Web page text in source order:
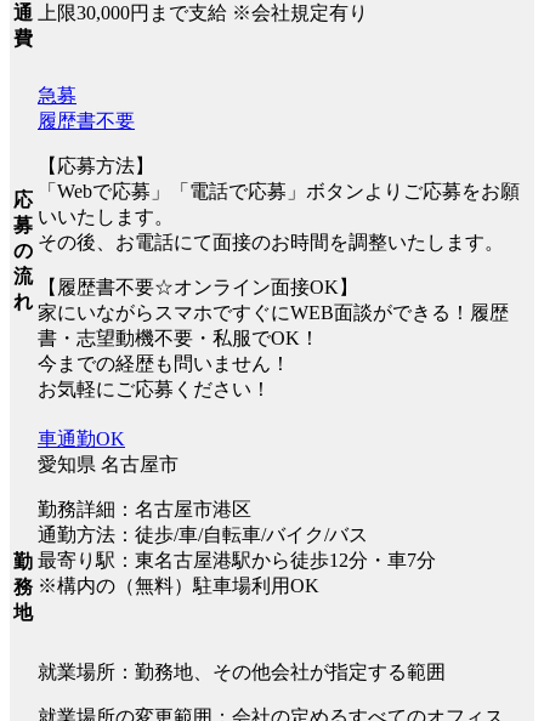
通
費
上限30,000円まで支給 ※会社規定有り
応
募
の
流
れ
急募
履歴書不要
【応募方法】
「Webで応募」「電話で応募」ボタンよりご応募をお願
いいたします。
その後、お電話にて面接のお時間を調整いたします。
【履歴書不要☆オンライン面接OK】
家にいながらスマホですぐにWEB面談ができる！履歴
書・志望動機不要・私服でOK！
今までの経歴も問いません！
お気軽にご応募ください！
勤
務
地
車通勤OK
愛知県 名古屋市
勤務詳細：名古屋市港区
通勤方法：徒歩/車/自転車/バイク/バス
最寄り駅：東名古屋港駅から徒歩12分・車7分
※構内の（無料）駐車場利用OK
就業場所：勤務地、その他会社が指定する範囲
就業場所の変更範囲：会社の定めるすべてのオフィス